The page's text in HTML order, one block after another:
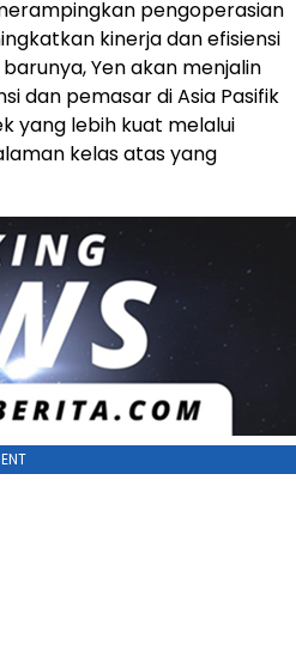
pengoperasian
kinerja dan efisiensi
Yen akan menjalin
dan pemasar di Asia Pasifik
yang lebih kuat melalui
kelas atas yang